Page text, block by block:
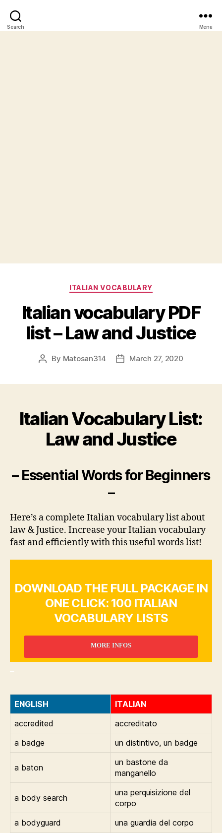
Search Menu
Categories
ITALIAN VOCABULARY
Italian vocabulary PDF
list – Law and Justice
Post
By Matosan314
PostMarch 27, 2020
Italian Vocabulary List:
Law and Justice
– Essential Words for Beginners
–
Here’s a complete Italian vocabulary list about
law & Justice. Increase your Italian vocabulary
fast and efficiently with this useful words list!
DOWNLOAD THE FULL PACKAGE IN
ONE CLICK: 100 ITALIAN
VOCABULARY LISTS
MORE INFOS
ENGLISH
ITALIAN
accredited
accreditato
a badge
un distintivo, un badge
a baton
un bastone da
manganello
a body search
una perquisizione del
corpo
a bodyguard
una guardia del corpo